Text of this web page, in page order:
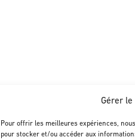
Gérer le
Pour offrir les meilleures expériences,
pour stocker et/ou accéder aux